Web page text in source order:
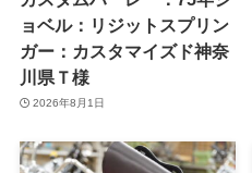
ョベル：リジットスプリン
ガー：カスタマイズド神奈
川県Ｔ様
2026年8月1日